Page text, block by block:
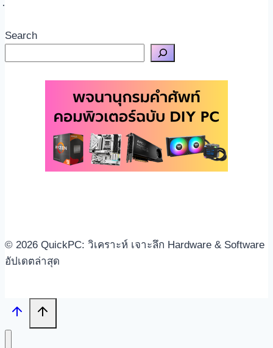
Search
© 2026 QuickPC: วิเคราะห์ เจาะลึก Hardware & Software
อัปเดตล่าสุด